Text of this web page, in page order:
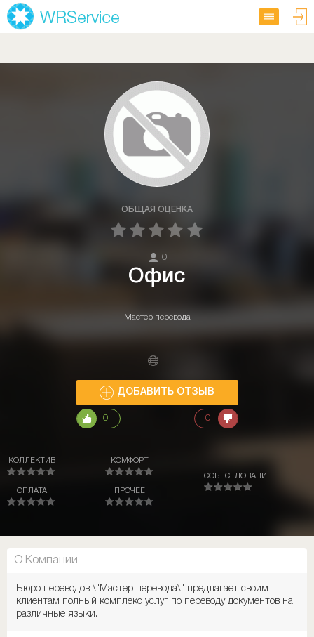
ОБЩАЯ ОЦЕНКА
0
Офис
Мастер перевода
ДОБАВИТЬ ОТЗЫВ
0 0
КОЛЛЕКТИВ
ОПЛАТА
КОМФОРТ
ПРОЧЕЕ
СОБЕСЕДОВАНИЕ
О Компании
Бюро переводов \"Мастер перевода\" предлагает своим
клиентам полный комплекс услуг по переводу документов на
различные языки.